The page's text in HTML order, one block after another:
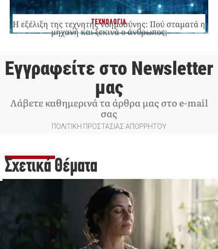
ΤΕΧΝΟΛΟΓΙΑ
Η εξέλιξη της τεχνητής νοημοσύνης: Πού σταματά η
μηχανή και ξεκινά ο άνθρωπος;
Εγγραφείτε στο Newsletter
μας
Λάβετε καθημερινά τα άρθρα μας στο e-mail
σας
ΠΟΛΙΤΙΚΗ ΠΡΟΣΤΑΣΙΑΣ ΑΠΟΡΡΗΤΟΥ
Σχετικά Θέματα